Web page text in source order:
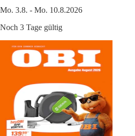
Mo. 3.8. - Mo. 10.8.2026
Noch 3 Tage gültig